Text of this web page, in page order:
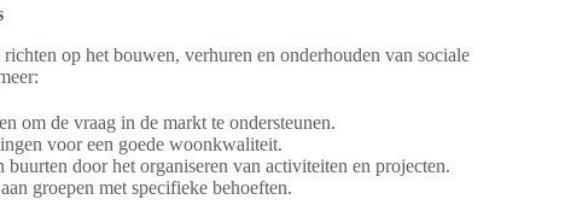
op het bouwen, verhuren en onderhouden van sociale
om de vraag in de markt te ondersteunen.
voor een goede woonkwaliteit.
door het organiseren van activiteiten en projecten.
groepen met specifieke behoeften.